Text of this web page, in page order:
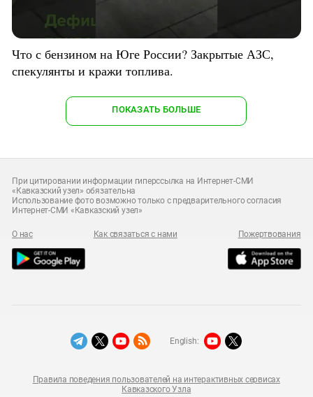
Что с бензином на Юге России? Закрытые АЗС,
спекулянты и кражи топлива.
ПОКАЗАТЬ БОЛЬШЕ
При цитировании информации гиперссылка на Интернет-СМИ
«Кавказский узел» обязательна
Использование фото возможно только с предварительного согласия
Интернет-СМИ «Кавказский узел»
О нас Как связаться с нами Пожертвования
Правила поведения пользователей на интерактивных сервисах
Кавказского Узла
English: